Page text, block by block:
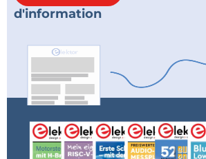
d'information